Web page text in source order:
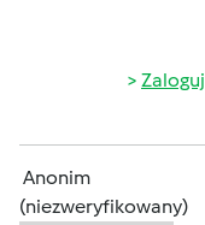
Zaloguj
Anonim
(niezweryfikowany)